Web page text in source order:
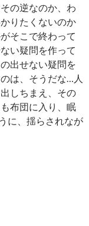
の逆なのか、わ
りたくないのか
そこで終わって
い疑問を作って
出せない疑問を
は、そうだな…人
しちまえ、その
布団に入り、眠
に、揺らされなが